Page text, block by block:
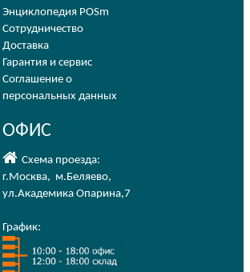
Энциклопедия POSm
Сотрудничество
Доставка
Гарантия и сервис
Соглашение о
персональных данных
ОФИС
Схема проезда:
г.Москва, м.Беляево,
ул.Академика Опарина,7
График: